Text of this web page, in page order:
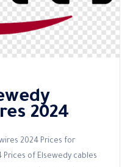
2024
2024 Prices for
Prices of Elsewedy cables